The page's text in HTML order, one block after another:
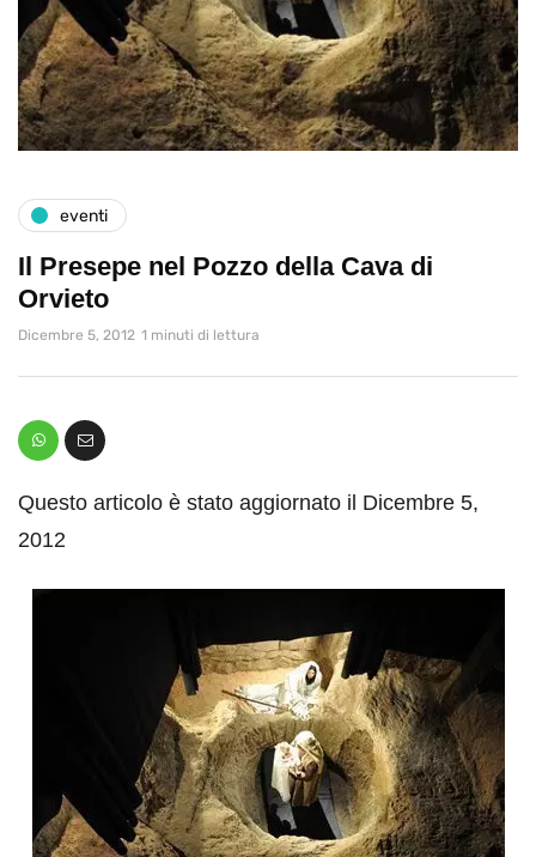
eventi
Il Presepe nel Pozzo della Cava di
Orvieto
Dicembre 5, 2012 1 minuti di lettura
Questo articolo è stato aggiornato il Dicembre 5,
2012